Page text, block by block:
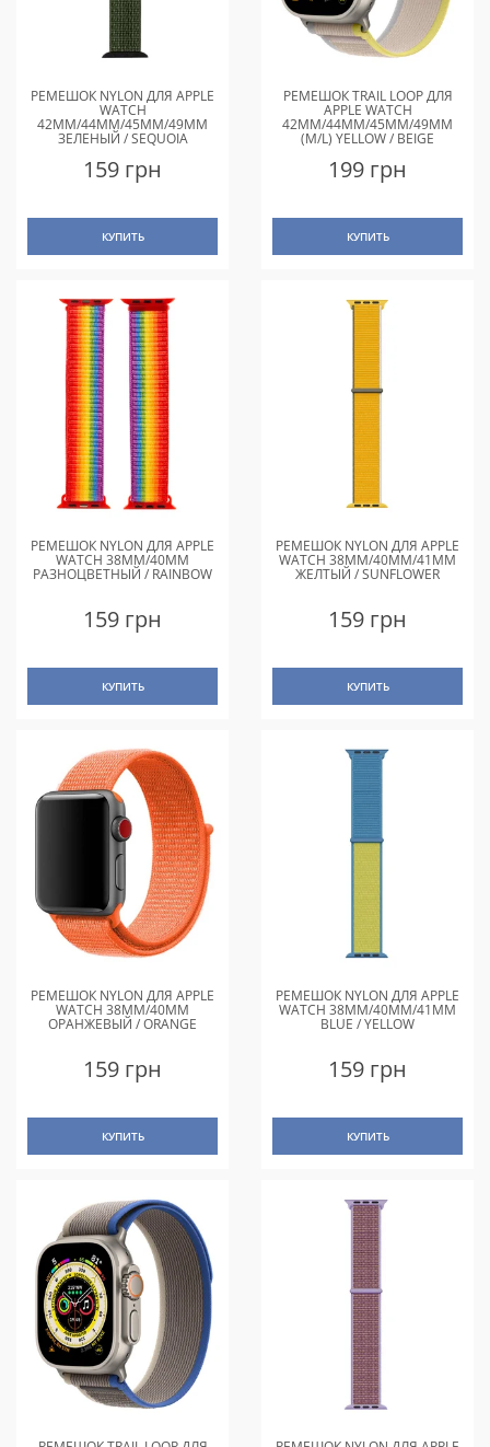
РЕМЕШОК NYLON ДЛЯ APPLE
WATCH
42MM/44MM/45MM/49MM
ЗЕЛЕНЫЙ / SEQUOIA
159 грн
КУПИТЬ
РЕМЕШОК TRAIL LOOP ДЛЯ
APPLE WATCH
42MM/44MM/45MM/49MM
(M/L) YELLOW / BEIGE
199 грн
КУПИТЬ
РЕМЕШОК NYLON ДЛЯ APPLE
WATCH 38MM/40MM
РАЗНОЦВЕТНЫЙ / RAINBOW
159 грн
КУПИТЬ
РЕМЕШОК NYLON ДЛЯ APPLE
WATCH 38MM/40MM/41MM
ЖЕЛТЫЙ / SUNFLOWER
159 грн
КУПИТЬ
РЕМЕШОК NYLON ДЛЯ APPLE
WATCH 38MM/40MM
ОРАНЖЕВЫЙ / ORANGE
159 грн
КУПИТЬ
РЕМЕШОК NYLON ДЛЯ APPLE
WATCH 38MM/40MM/41MM
BLUE / YELLOW
159 грн
КУПИТЬ